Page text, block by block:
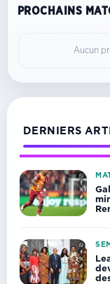
PROCHAINS
Aucun
DERNIERS